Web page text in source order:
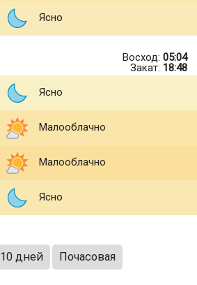
Ясно
Восход: 05:04
Закат: 18:48
Ясно
Малооблачно
Малооблачно
Ясно
10 дней Почасовая